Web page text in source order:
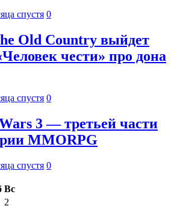
спустя 0
Old Country выйдет
чести» про дона
спустя 0
3 — третьей части
MMORPG
спустя 0
Вс
2